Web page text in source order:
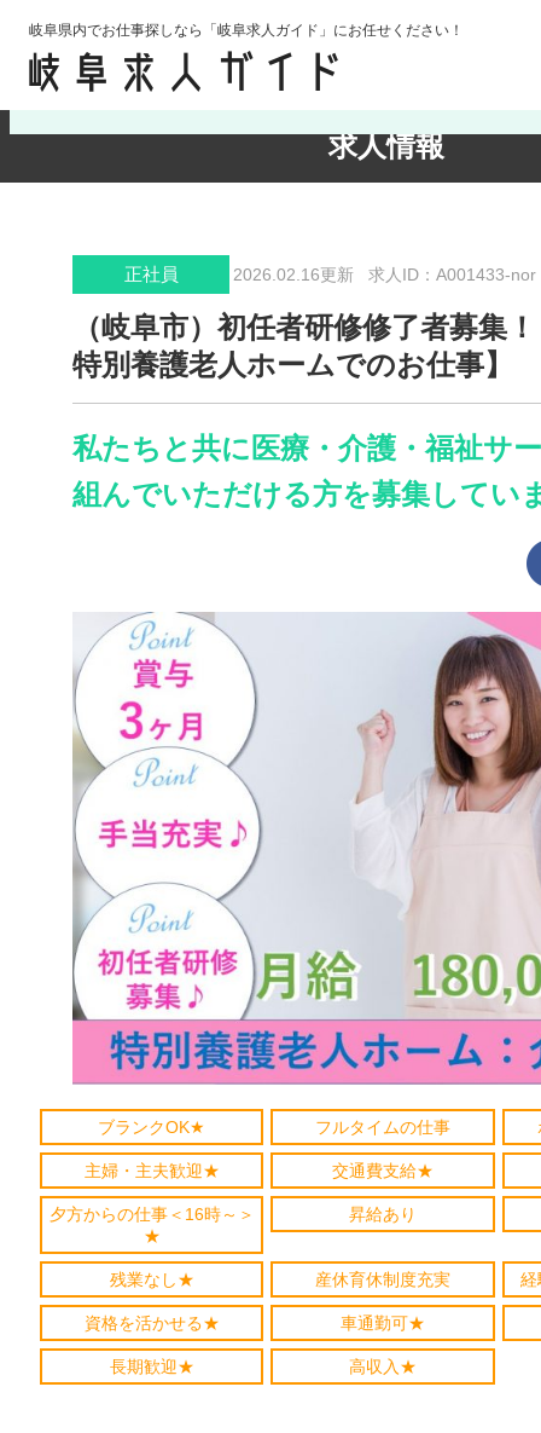
岐阜県内でお仕事探しなら「岐阜求人ガイド」にお任せください！
求人情報
検索条件の確認・変更
正社員 2026.02.16更新 求人ID：A001433-nor
（岐阜市）初任者研修修了者募集
特別養護老人ホームでのお仕事】
私たちと共に医療・介護・福祉サ
組んでいただける方を募集してい
ブランクOK★ フルタイムの仕事
主婦・主夫歓迎★ 交通費支給★
夕方からの仕事＜16時～＞
★
昇給あり
残業なし★ 産休育休制度充実
資格を活かせる★ 車通勤可★
長期歓迎★ 高収入★